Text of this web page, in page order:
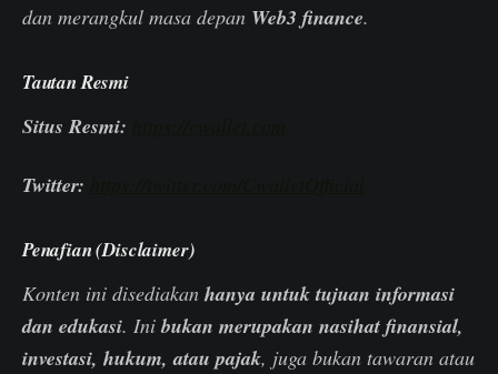
dan merangkul masa depan Web3 finance.
Tautan Resmi
Situs Resmi:
Twitter:
Penafian (Disclaimer)
Konten ini disediakan hanya untuk tujuan informasi
dan edukasi. Inibukan merupakan nasihat finansial,
investasi, hukum, atau pajak, juga bukan tawaran atau